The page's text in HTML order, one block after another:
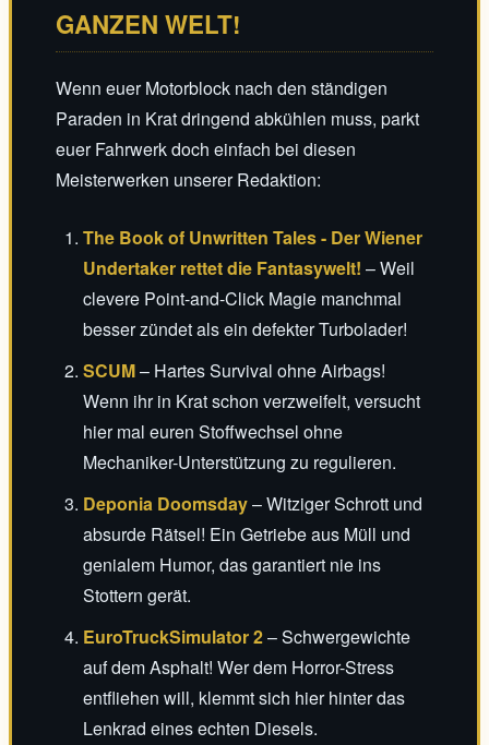
GANZEN WELT!
Wenn euer Motorblock nach den ständigen
Paraden in Krat dringend abkühlen muss, parkt
euer Fahrwerk doch einfach bei diesen
Meisterwerken unserer Redaktion:
The Book of Unwritten Tales - Der Wiener
Undertaker rettet die Fantasywelt! – Weil
clevere Point-and-Click Magie manchmal
besser zündet als ein defekter Turbolader!
SCUM– Hartes Survival ohne Airbags!
Wenn ihr in Krat schon verzweifelt, versucht
hier mal euren Stoffwechsel ohne
Mechaniker-Unterstützung zu regulieren.
Deponia Doomsday– Witziger Schrott und
absurde Rätsel! Ein Getriebe aus Müll und
genialem Humor, das garantiert nie ins
Stottern gerät.
EuroTruckSimulator 2– Schwergewichte
auf dem Asphalt! Wer dem Horror-Stress
entfliehen will, klemmt sich hier hinter das
Lenkrad eines echten Diesels.